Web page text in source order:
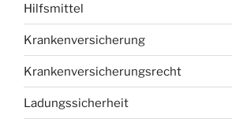
Hilfsmittel
Krankenversicherung
Krankenversicherungsrecht
Ladungssicherheit